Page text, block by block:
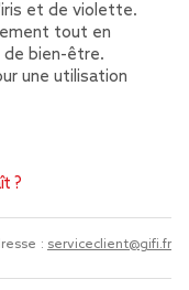
et de violette.
tout en
de bien-être.
une utilisation
?
: serviceclient@gifi.fr